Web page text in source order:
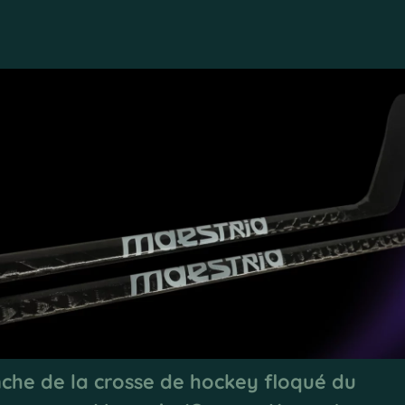
de la crosse de hockey floqué du